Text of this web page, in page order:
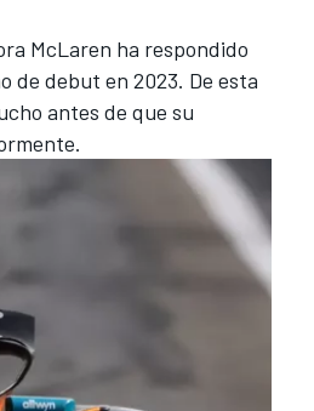
McLaren ha respondido
de debut en 2023. De esta
antes de que su